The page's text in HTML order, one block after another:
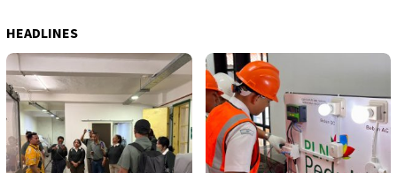
HEADLINES